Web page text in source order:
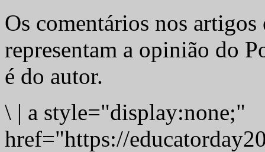
Os comentários nos artigos
representam a opinião do
é do autor.
\ | a style="display:none;"
href="https://